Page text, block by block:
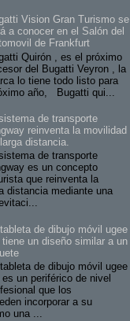
Vision Gran Turismo se
a conocer en el Salón del
de Frankfurt
Quirón , es el próximo
del Bugatti Veyron , la
lo tiene todo listo para
año, Bugatti qui...
de transporte
reinventa la movilidad
distancia.
de transporte
es un concepto
que reinventa la
distancia mediante una
de dibujo móvil ugee
tiene un diseño similar a un
de dibujo móvil ugee
es un periférico de nivel
que los
incorporar a su
una ...